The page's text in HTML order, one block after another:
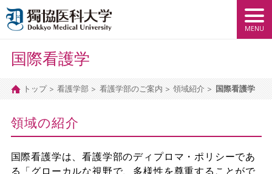
国際看護学
トップ 看護学部 看護学部のご案内 領域紹介 国際看護学
領域の紹介
国際看護学は、看護学部のディプロマ・ポリシーであ
る「グローカルな視野で、多様性を尊重することがで